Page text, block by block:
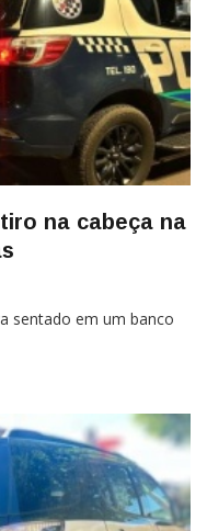
na cabeça na
sentado em um banco